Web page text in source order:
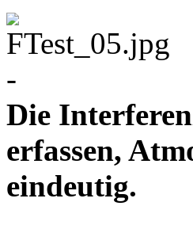
-
Die
erfassen,